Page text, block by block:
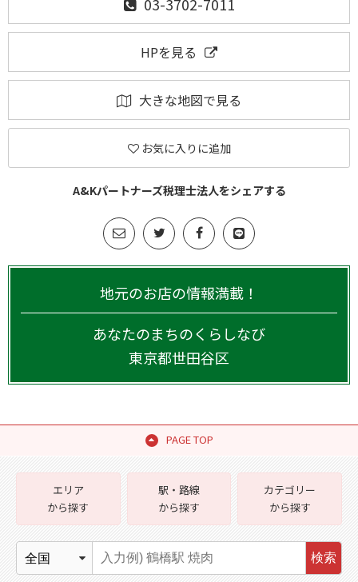
HPを見る
大きな地図で見る
お気に入りに追加
A&Kパートナーズ税理士法人をシェアする
地元のお店の情報満載！
あなたのまちのくらしなび
東京都世田谷区
PAGE TOP
エリア
から探す
駅・路線
から探す
カテゴリー
から探す
検索